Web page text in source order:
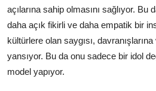
açılarına sahip olmasını sağlıyor. Bu
daha açık fikirli ve daha empatik bir
kültürlere olan saygısı,
yansıyor. Bu da onu sadece bir idol
model yapıyor.